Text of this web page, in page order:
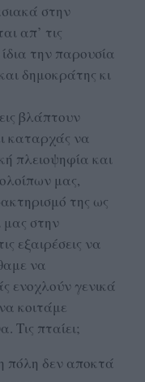
στην
απ’ τις
την παρουσία
δημοκράτης κι
βλάπτουν
καταρχάς να
πλειοψηφία και
μας,
της ως
μας στην
εξαιρέσεις να
να
ενοχλούν γενικά
κοιτάμε
Τις πταίει;
πόλη δεν αποκτά